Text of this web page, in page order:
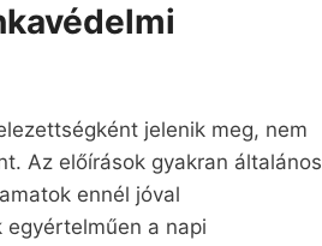
jelenik meg, nem
Az előírások gyakran általános
ennél jóval
a napi